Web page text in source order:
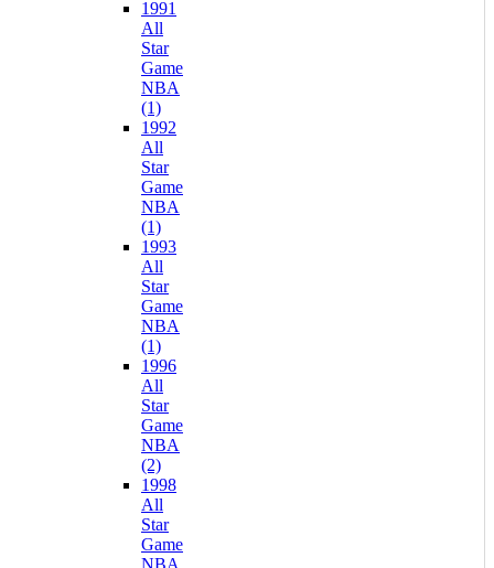
1991
All
Star
Game
NBA
(1)
1992
All
Star
Game
NBA
(1)
1993
All
Star
Game
NBA
(1)
1996
All
Star
Game
NBA
(2)
1998
All
Star
Game
NBA